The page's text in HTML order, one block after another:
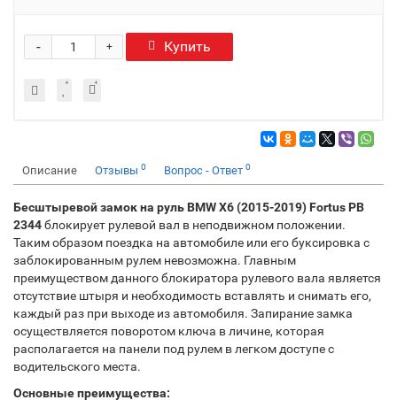
+
- Купить
Описание Отзывы 0 Вопрос - Ответ 0
Бесштыревой замок на руль BMW X6 (2015-2019) Fortus PB
2344блокирует рулевой вал в неподвижном положении.
Таким образом поездка на автомобиле или его буксировка с
заблокированным рулем невозможна. Главным
преимуществом данного блокиратора рулевого вала является
отсутствие штыря и необходимость вставлять и снимать его,
каждый раз при выходе из автомобиля. Запирание замка
осуществляется поворотом ключа в личине, которая
располагается на панели под рулем в легком доступе с
водительского места.
Основные преимущества: